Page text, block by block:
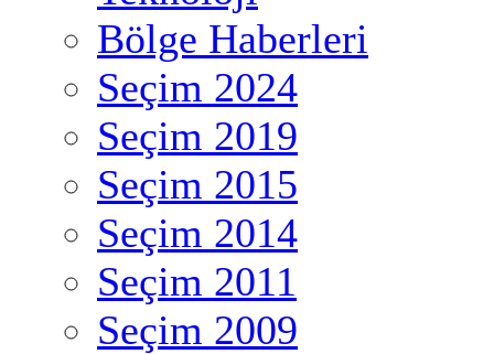
Bölge Haberleri
Seçim 2024
Seçim 2019
Seçim 2015
Seçim 2014
Seçim 2011
Seçim 2009